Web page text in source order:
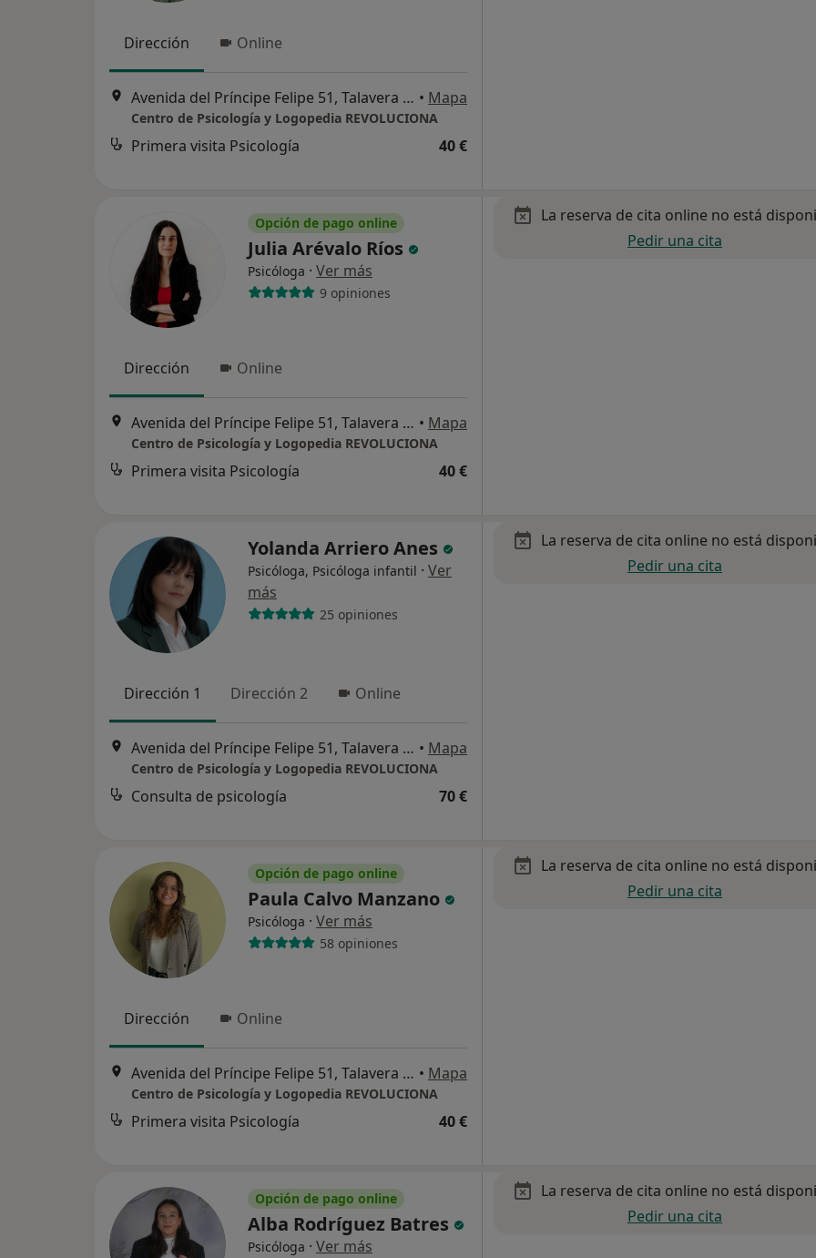
Dirección Online
Avenida del Príncipe Felipe 51, Talavera de la Reina • Mapa
Centro de Psicología y Logopedia REVOLUCIONA
Primera visita Psicología 40 €
Opción de pago online
Julia Arévalo Ríos
Psicóloga · Ver más
9 opiniones
Dirección Online
Avenida del Príncipe Felipe 51, Talavera de la Reina • Mapa
Centro de Psicología y Logopedia REVOLUCIONA
Primera visita Psicología 40 €
La reserva de cita online no está
Pedir una cita
Yolanda Arriero Anes
Psicóloga, Psicóloga infantil · Ver
más
25 opiniones
Dirección 1 Dirección 2 Online
Avenida del Príncipe Felipe 51, Talavera de la Reina • Mapa
Centro de Psicología y Logopedia REVOLUCIONA
Consulta de psicología 70 €
La reserva de cita online no está
Pedir una cita
Opción de pago online
Paula Calvo Manzano
Psicóloga · Ver más
58 opiniones
Dirección Online
Avenida del Príncipe Felipe 51, Talavera de la Reina • Mapa
Centro de Psicología y Logopedia REVOLUCIONA
Primera visita Psicología 40 €
La reserva de cita online no está
Pedir una cita
Opción de pago online
Alba Rodríguez Batres
Psicóloga · Ver más
La reserva de cita online no está
Pedir una cita